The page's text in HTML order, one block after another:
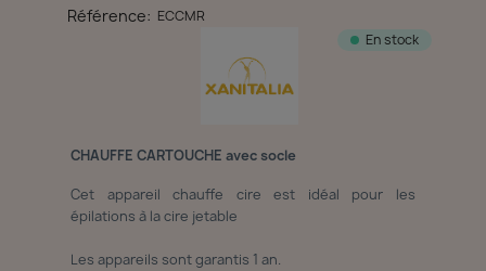
Référence: ECCMR
En stock
CHAUFFE CARTOUCHE avec socle
Cet appareil chauffe cire est idéal pour les
épilations à la cire jetable
Les appareils sont garantis 1 an.